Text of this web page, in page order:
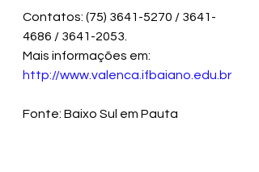
Contatos: (75) 3641-5270 / 3641-
4686 / 3641-2053.
Mais informações em:
http://www.valenca.ifbaiano.edu.br
Fonte: Baixo Sul em Pauta